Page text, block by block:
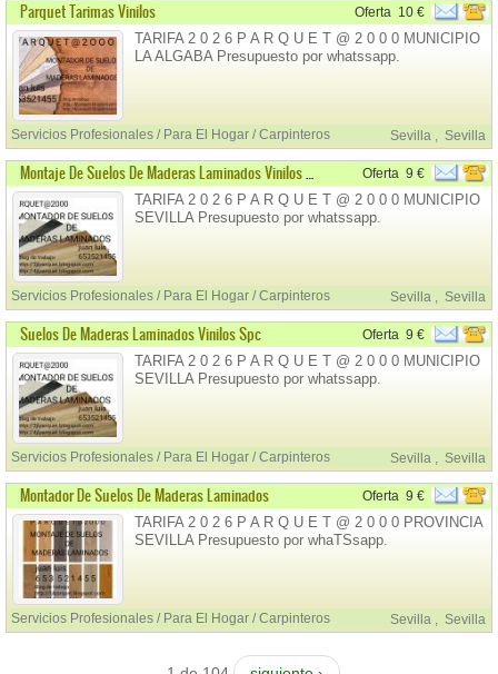
Parquet Tarimas Vinilos Oferta 10 €
TARIFA 2 0 2 6 P A R Q U E T @ 2 0 0 0 MUNICIPIO
LA ALGABA Presupuesto por whatssapp.
Servicios Profesionales / Para El Hogar / Carpinteros Sevilla , Sevilla
Montaje De Suelos De Maderas Laminados Vinilos Spc Oferta 9 €
TARIFA 2 0 2 6 P A R Q U E T @ 2 0 0 0 MUNICIPIO
SEVILLA Presupuesto por whatssapp.
Servicios Profesionales / Para El Hogar / Carpinteros Sevilla , Sevilla
Suelos De Maderas Laminados Vinilos Spc Oferta 9 €
TARIFA 2 0 2 6 P A R Q U E T @ 2 0 0 0 MUNICIPIO
SEVILLA Presupuesto por whatssapp.
Servicios Profesionales / Para El Hogar / Carpinteros Sevilla , Sevilla
Montador De Suelos De Maderas Laminados Oferta 9 €
TARIFA 2 0 2 6 P A R Q U E T @ 2 0 0 0 PROVINCIA
SEVILLA Presupuesto por whaTSsapp.
Servicios Profesionales / Para El Hogar / Carpinteros Sevilla , Sevilla